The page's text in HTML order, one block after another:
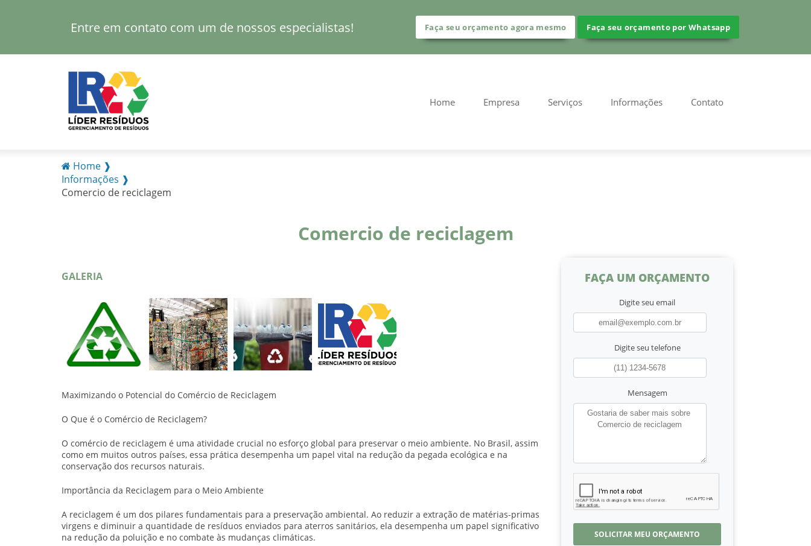
Entre em contato com um de nossos especialistas! Faça seu orçamento agora mesmo Faça seu orçamento por Whatsapp
Home Empresa Serviços Informações Contato
Home ❱
Informações ❱
Comercio de reciclagem
Comercio de reciclagem
GALERIA
Maximizando o Potencial do Comércio de Reciclagem
O Que é o Comércio de Reciclagem?
O comércio de reciclagem é uma atividade crucial no esforço global para preservar o meio ambiente. No Brasil, assim
como em muitos outros países, essa prática desempenha um papel vital na redução da pegada ecológica e na
conservação dos recursos naturais.
Importância da Reciclagem para o Meio Ambiente
A reciclagem é um dos pilares fundamentais para a preservação ambiental. Ao reduzir a extração de matérias-primas
virgens e diminuir a quantidade de resíduos enviados para aterros sanitários, ela desempenha um papel significativo
na redução da poluição e no combate às mudanças climáticas.
FAÇA UM ORÇAMENTO
Digite seu email
Digite seu telefone
Mensagem
SOLICITAR MEU ORÇAMENTO